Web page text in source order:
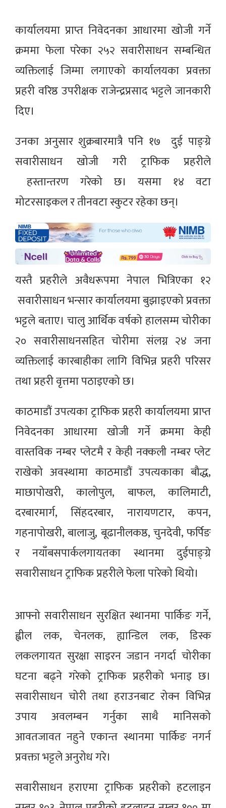
कार्यालयमा प्राप्त निवेदनका आधारमा खोजी गर्ने
क्रममा फेला परेका २५२ सवारीसाधन सम्बन्धित
व्यक्तिलाई जिम्मा लगाएको कार्यालयका प्रवक्ता
प्रहरी वरिष्ठ उपरीक्षक राजेन्द्रप्रसाद भट्टले जानकारी
दिए।
उनका अनुसार शुक्रबारमात्रै पनि १७ दुई पाङ्ग्रे
सवारीसाधन खोजी गरी ट्राफिक प्रहरीले
हस्तान्तरण गरेको छ। यसमा १४ वटा
मोटरसाइकल र तीनवटा स्कुटर रहेका छन्।
यस्तै प्रहरीले अवैधरूपमा नेपाल भित्रिएका १२
सवारीसाधन भन्सार कार्यालयमा बुझाइएको प्रवक्ता
भट्टले बताए। चालु आर्थिक वर्षको हालसम्म चोरीका
२० सवारीसाधनसहित चोरीमा संलग्न २४ जना
व्यक्तिलाई कारबाहीका लागि विभिन्न प्रहरी परिसर
तथा प्रहरी वृत्तमा पठाइएको छ।
काठमाडौं उपत्यका ट्राफिक प्रहरी कार्यालयमा प्राप्त
निवेदनका आधारमा खोजी गर्ने क्रममा केही
वास्तविक नम्बर प्लेटमै र केही नक्कली नम्बर प्लेट
राखेको अवस्थामा काठमाडौं उपत्यकाका बौद्ध,
माछापोखरी, कालोपुल, बाफल, कालिमाटी,
दरबारमार्ग, सिंहदरबार, नारायणटार, कपन,
गहनापोखरी, बालाजु, बूढानीलकष्ठ, चुनदेवी, फर्पिङ
र नयाँबसपार्कलगायतका स्थानमा दुईपाङ्ग्रे
सवारीसाधन ट्राफिक प्रहरीले फेला पारेको थियो।
आफ्नो सवारीसाधन सुरक्षित स्थानमा पार्किङ गर्ने,
ह्वील लक, चेनलक, ह्यान्डिल लक, डिस्क
लकलगायत सुरक्षा साइरन जडान नगर्दा चोरीका
घटना बढ्ने गरेको ट्राफिक प्रहरीको भनाइ छ।
सवारीसाधन चोरी तथा हराउनबाट रोक्न विभिन्न
उपाय अवलम्बन गर्नुका साथै मानिसको
आवतजावत नहुने एकान्त स्थानमा पार्किङ नगर्न
प्रवक्ता भट्टले अनुरोध गरे।
सवारीसाधन हराएमा ट्राफिक प्रहरीको हटलाइन